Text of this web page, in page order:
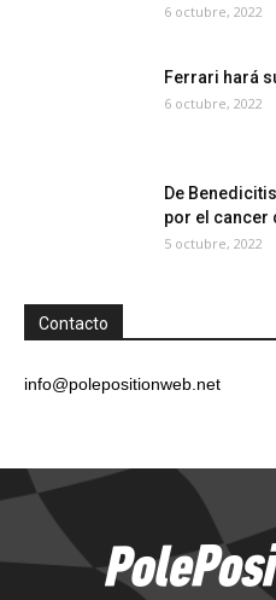
6 octubre, 2022
Ferrari hará
6 octubre, 2022
De
por el cancer
5 octubre, 2022
Contacto
info@polepositionweb.net